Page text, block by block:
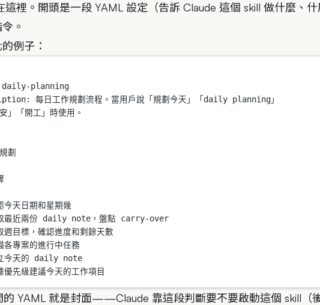
這裡。開頭是一段 YAML 設定（告訴 Claude 這個 skill 做什麼、
。
例子：
daily-planning
: 每日工作規劃流程。當用戶說「規劃今天」「daily planning」
安」「開工」時使用。
劃
今天日期和星期幾
最近兩份 daily note，盤點 carry-over
週目標，確認進度和剩餘天數
各專案的進行中任務
今天的 daily note
優先級建議今天的工作項目
的 YAML 就是封面——Claude 靠這段判斷要不要啟動這個 skill（